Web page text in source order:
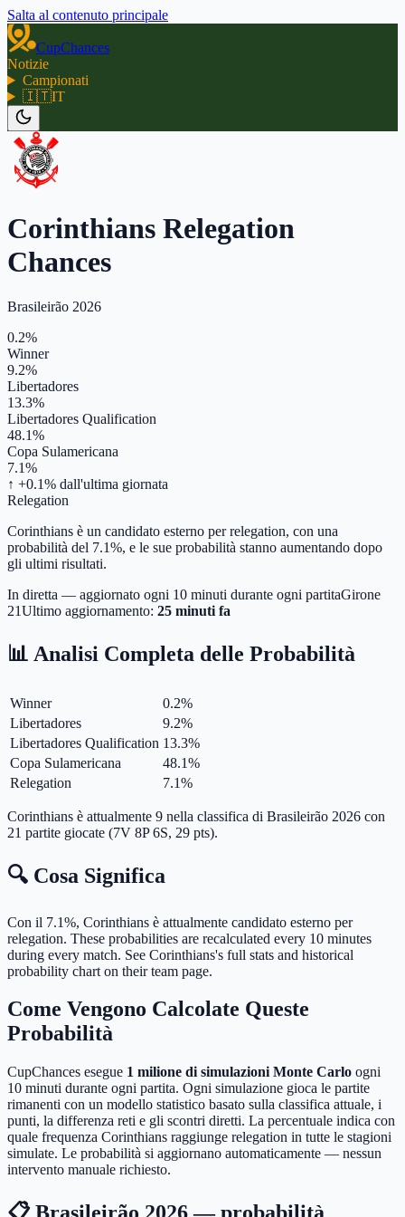
Salta al contenuto principale
CupChances
Notizie
Campionati
🇮🇹IT
Corinthians Relegation
Chances
Brasileirão 2026
0.2%
Winner
9.2%
Libertadores
13.3%
Libertadores Qualification
48.1%
Copa Sulamericana
7.1%
↑ +0.1% dall'ultima giornata
Relegation
Corinthians è un candidato esterno per relegation, con una
probabilità del 7.1%, e le sue probabilità stanno aumentando dopo
gli ultimi risultati.
In diretta — aggiornato ogni 10 minuti durante ogni partitaGirone
21Ultimo aggiornamento: 25 minuti fa
📊 Analisi Completa delle Probabilità
Winner 0.2%
Libertadores
9.2%
Libertadores Qualification 13.3%
Copa Sulamericana
48.1%
Relegation
7.1%
Corinthians è attualmente 9 nella classifica di Brasileirão 2026 con
21 partite giocate (7V 8P 6S, 29 pts).
🔍 Cosa Significa
Con il 7.1%, Corinthians è attualmente candidato esterno per
relegation. These probabilities are recalculated every 10 minutes
during every match. See Corinthians's full stats and historical
probability chart on their team page.
Come Vengono Calcolate Queste
Probabilità
CupChances esegue 1 milione di simulazioni Monte Carlo ogni
10 minuti durante ogni partita. Ogni simulazione gioca le partite
rimanenti con un modello statistico basato sulla classifica attuale, i
punti, la differenza reti e gli scontri diretti. La percentuale indica con
quale frequenza Corinthians raggiunge relegation in tutte le stagioni
simulate. Le probabilità si aggiornano automaticamente — nessun
intervento manuale richiesto.